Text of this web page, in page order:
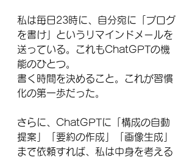
私は毎日23時に、自分宛に「ブログ
を書け」というリマインドメールを
送っている。これもChatGPTの機
能のひとつ。
書く時間を決めること。これが習慣
化の第一歩だった。
さらに、ChatGPTに「構成の自動
提案」「要約の作成」「画像生成」
まで依頼すれば、私は中身を考える